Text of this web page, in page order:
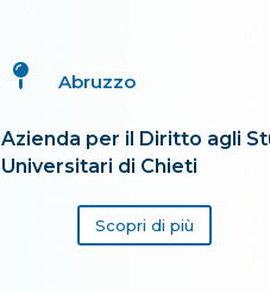
Abruzzo

Azienda per il Diritto agli
Universitari di Chieti
Scopri di più